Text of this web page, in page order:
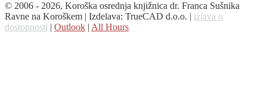
© 2006 - 2026, Koroška osrednja knjižnica dr. Franca Sušnika
Ravne na Koroškem | Izdelava: TrueCAD d.o.o. | izjava o
dostopnosti | Outlook | All Hours